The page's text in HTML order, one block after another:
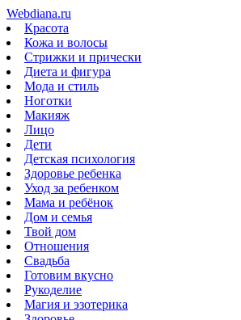
Webdiana.ru
Красота
Кожа и волосы
Стрижки и прически
Диета и фигура
Мода и стиль
Ноготки
Макияж
Лицо
Дети
Детская психология
Здоровье ребенка
Уход за ребенком
Мама и ребёнок
Дом и семья
Твой дом
Отношения
Свадьба
Готовим вкусно
Рукоделие
Магия и эзотерика